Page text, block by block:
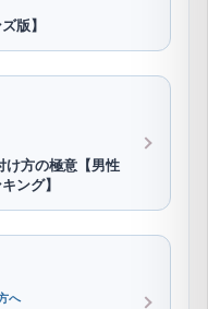
版】
け方の極意【男性
ング】
へ